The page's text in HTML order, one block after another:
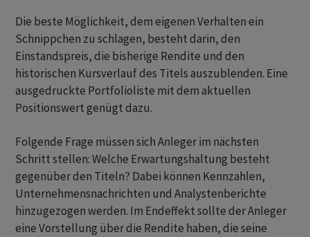
Die beste Möglichkeit, dem eigenen Verhalten ein
Schnippchen zu schlagen, besteht darin, den
Einstandspreis, die bisherige Rendite und den
historischen Kursverlauf des Titels auszublenden. Eine
ausgedruckte Portfolioliste mit dem aktuellen
Positionswert genügt dazu.
Folgende Frage müssen sich Anleger im nächsten
Schritt stellen: Welche Erwartungshaltung besteht
gegenüber den Titeln? Dabei können Kennzahlen,
Unternehmensnachrichten und Analystenberichte
hinzugezogen werden. Im Endeffekt sollte der Anleger
eine Vorstellung über die Rendite haben, die seine